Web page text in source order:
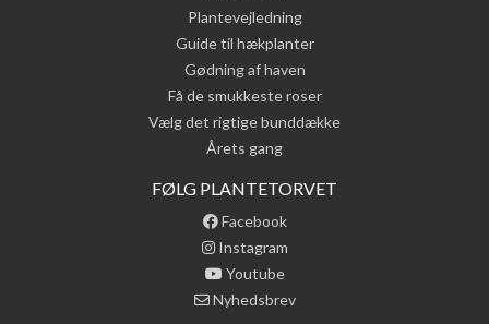
Plantevejledning
Guide til hækplanter
Gødning af haven
Få de smukkeste roser
Vælg det rigtige bunddække
Årets gang
FØLG PLANTETORVET
Facebook
Instagram
Youtube
Nyhedsbrev